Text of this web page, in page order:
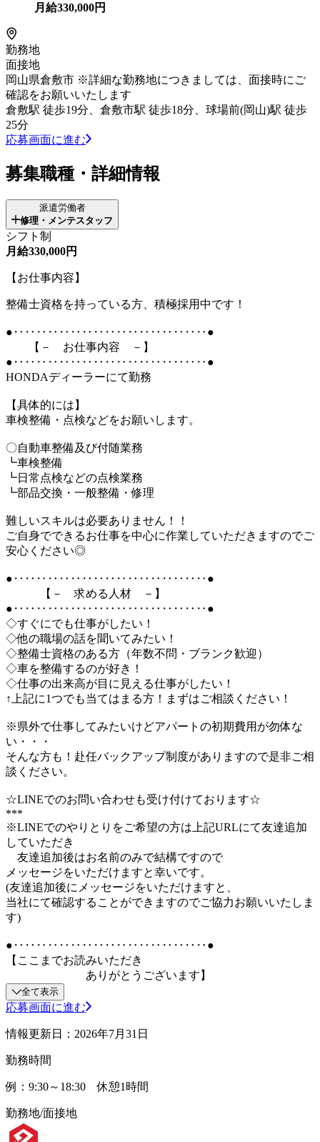
月給330,000円
勤務地
面接地
岡山県倉敷市 ※詳細な勤務地につきましては、面接時にご
確認をお願いいたします
倉敷駅 徒歩19分、倉敷市駅 徒歩18分、球場前(岡山)駅 徒歩
25分
応募画面に進む
募集職種・詳細情報
派遣労働者
修理・メンテスタッフ
シフト制
月給330,000円
【お仕事内容】
整備士資格を持っている方、積極採用中です！
●‥‥‥‥‥‥‥‥‥‥‥‥‥‥‥‥‥●
【－ お仕事内容 －】
●‥‥‥‥‥‥‥‥‥‥‥‥‥‥‥‥‥●
HONDAディーラーにて勤務
【具体的には】
車検整備・点検などをお願いします。
〇自動車整備及び付随業務
┗車検整備
┗日常点検などの点検業務
┗部品交換・一般整備・修理
難しいスキルは必要ありません！！
ご自身でできるお仕事を中心に作業していただきますのでご
安心ください◎
●‥‥‥‥‥‥‥‥‥‥‥‥‥‥‥‥‥●
【－ 求める人材 －】
●‥‥‥‥‥‥‥‥‥‥‥‥‥‥‥‥‥●
◇すぐにでも仕事がしたい！
◇他の職場の話を聞いてみたい！
◇整備士資格のある方（年数不問・ブランク歓迎）
◇車を整備するのが好き！
◇仕事の出来高が目に見える仕事がしたい！
↑上記に1つでも当てはまる方！まずはご相談ください！
※県外で仕事してみたいけどアパートの初期費用が勿体な
い・・・
そんな方も！赴任バックアップ制度がありますので是非ご相
談ください。
☆LINEでのお問い合わせも受け付けております☆
***
※LINEでのやりとりをご希望の方は上記URLにて友達追加
していただき
友達追加後はお名前のみで結構ですので
メッセージをいただけますと幸いです。
(友達追加後にメッセージをいただけますと、
当社にて確認することができますのでご協力お願いいたしま
す)
●‥‥‥‥‥‥‥‥‥‥‥‥‥‥‥‥‥●
【ここまでお読みいただき
ありがとうございます】
全て表示
応募画面に進む
情報更新日：2026年7月31日
勤務時間
例：9:30～18:30 休憩1時間
勤務地/面接地